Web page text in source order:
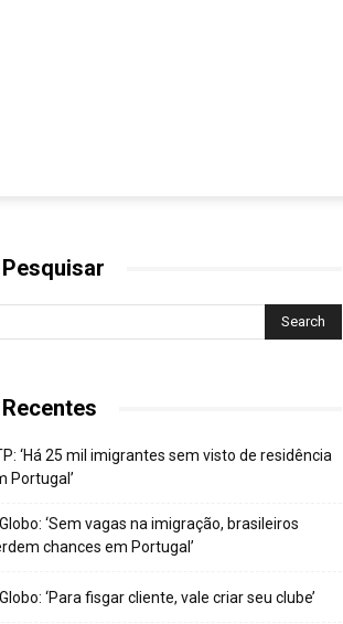
‘Há 25 mil imigrantes sem visto de residência
Portugal’
‘Sem vagas na imigração, brasileiros
chances em Portugal’
‘Para fisgar cliente, vale criar seu clube’